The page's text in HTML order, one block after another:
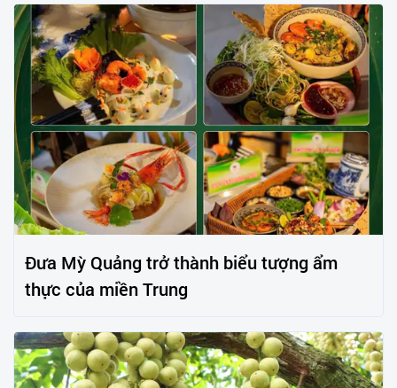
Đưa Mỳ Quảng trở thành biểu tượng ẩm
thực của miền Trung